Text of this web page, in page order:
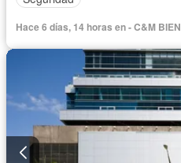
Hace 6 días, 14 horas en - C&M